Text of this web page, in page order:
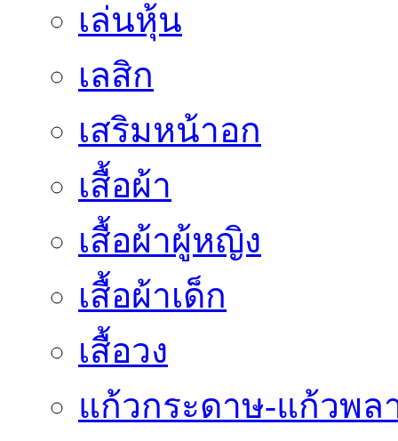
เล่นหุ้น
เลสิก
เสริมหน้าอก
เสื้อผ้า
เสื้อผ้าผู้หญิง
เสื้อผ้าเด็ก
เสื้อวง
แก้วกระดาษ-แก้วพล